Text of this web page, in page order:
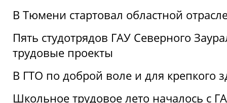
В Тюмени стартовал областной
Пять студотрядов ГАУ Северного
трудовые проекты
В ГТО по доброй воле и для крепкого
Школьное трудовое лето началось с